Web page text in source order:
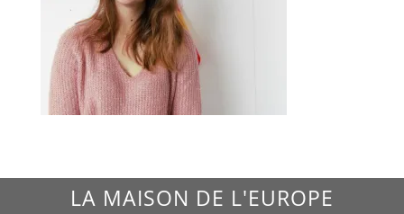
LA MAISON DE L'EUROPE